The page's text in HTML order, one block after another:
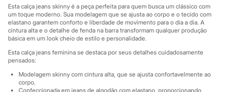
Clock House
Mindset
Sawary
Yessica
Moda esportiva
Acessórios
Blusas
Calçados
Leggings
Shorts e Bermudas
Esta calça jeans skinny é a peça perfeita para quem busca um clássico com
um toque moderno. Sua modelagem que se ajusta ao corpo e o tecido com
elastano garantem conforto e liberdade de movimento para o dia a dia. A
cintura alta e o detalhe de fenda na barra transformam qualquer produção
básica em um look cheio de estilo e personalidade.
Esta calça jeans feminina se destaca por seus detalhes cuidadosamente
pensados:
Modelagem skinny com cintura alta, que se ajusta confortavelmente ao
corpo.
Confeccionada em jeans de algodão com elastano, proporcionando